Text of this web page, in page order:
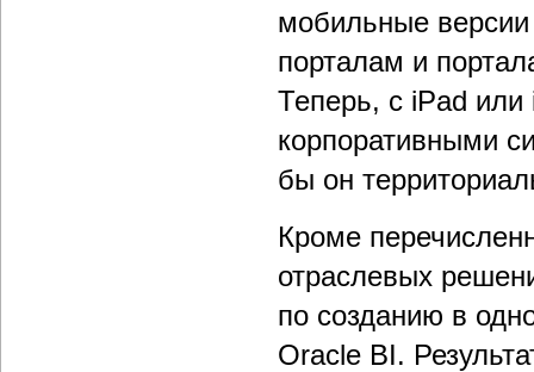
мобильные
порталам и
Теперь, с iPad или
корпоративными
бы он
Кроме
отраслевых
по созданию в
Oracle BI.